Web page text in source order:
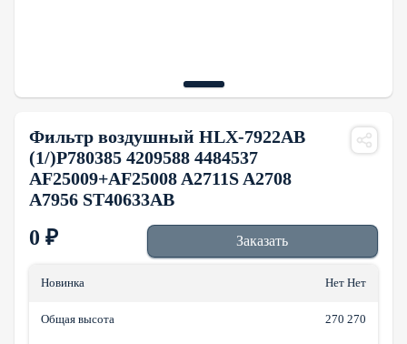
Фильтр воздушный HLX-7922AB
(1/)P780385 4209588 4484537
AF25009+AF25008 A2711S A2708
A7956 ST40633AB
Новинка Нет Нет
Общая высота 270 270
0 ₽ Заказать